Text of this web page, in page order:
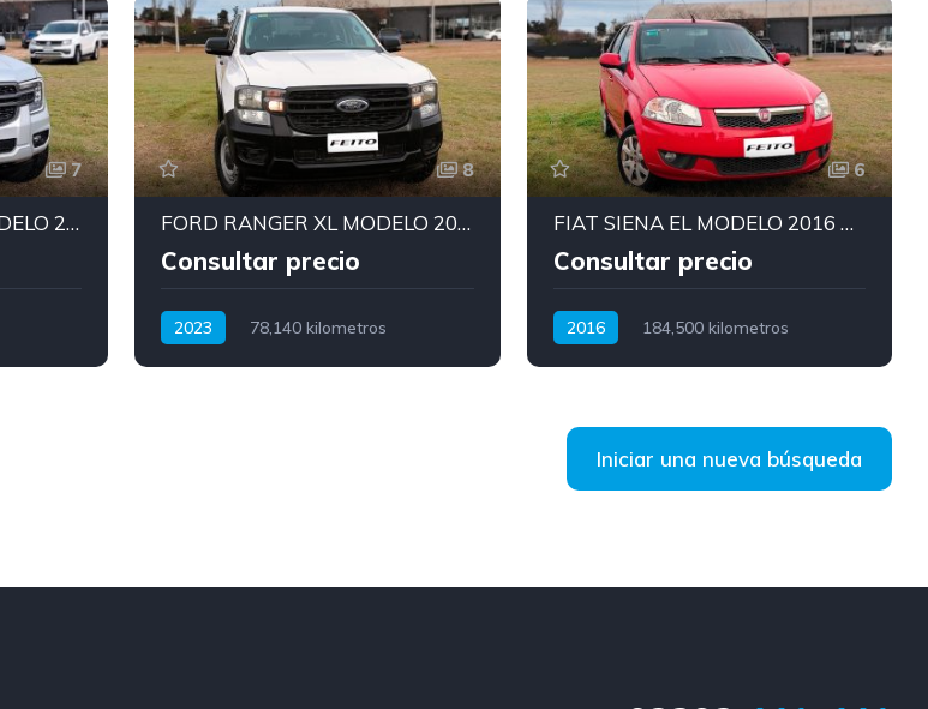
7
FORD RANGER XLS MODELO 2024 CON MOTOR 2.0
8
FORD RANGER XL MODELO 2023 CON MOTOR 2.0
Consultar precio
2023
78,140 kilometros
6
FIAT SIENA EL MODELO 2016 CON MOTOR 1.6 Y EQUIPO GNC
Consultar precio
2016
184,500 kilometros
Iniciar una nueva búsqueda